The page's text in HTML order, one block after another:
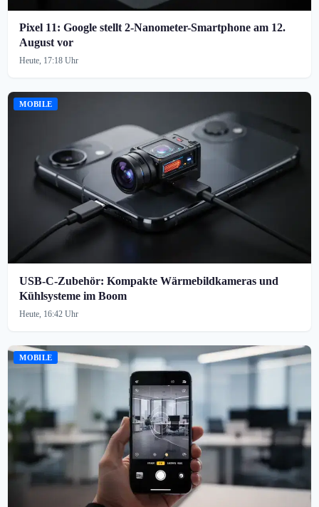
Pixel 11: Google stellt 2-Nanometer-Smartphone am 12.
August vor
Heute, 17:18 Uhr
MOBILE
USB-C-Zubehör: Kompakte Wärmebildkameras und
Kühlsysteme im Boom
Heute, 16:42 Uhr
MOBILE